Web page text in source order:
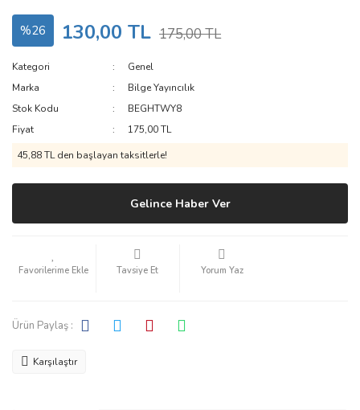
%26 130,00 TL 175,00 TL
Kategori
Genel
Marka
Bilge Yayıncılık
Stok Kodu
BEGHTWY8
Fiyat
175,00 TL
45,88 TL den başlayan taksitlerle!
Gelince Haber Ver
Tavsiye Et Yorum Yaz
Ürün Paylaş :
Karşılaştır